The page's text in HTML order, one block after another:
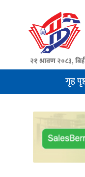
२१ श्रावण २०८३,
गृह